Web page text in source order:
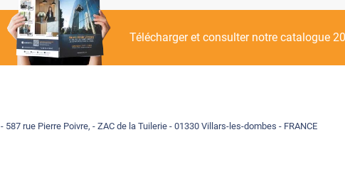
Télécharger et consulter notre catalogue
- 587 rue Pierre Poivre, - ZAC de la Tuilerie - 01330 Villars-les-dombes - FRANCE